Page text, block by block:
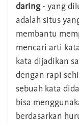
daring- yang
adalah situs
membantu
mencari arti
kata dijadikan
dengan rapi
sebuah kata
bisa
berdasarkan